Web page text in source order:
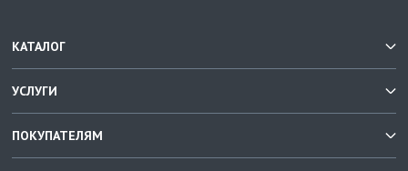
КАТАЛОГ
УСЛУГИ
ПОКУПАТЕЛЯМ